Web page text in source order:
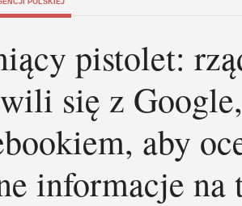
POLSKIEJ
pistolet:
się z
aby
informacje na